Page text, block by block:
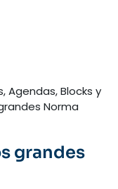
Agendas, Blocks y
Norma
grandes